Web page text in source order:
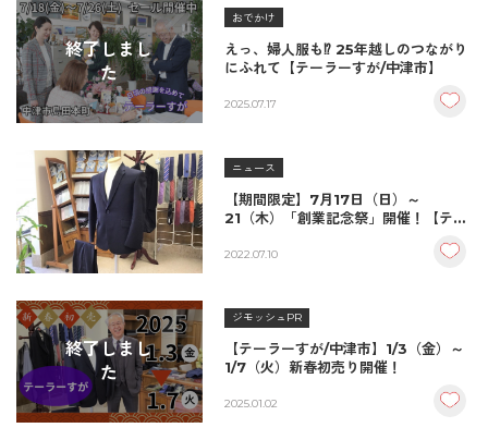
終了しまし
た
おでかけ
えっ、婦人服も⁉ 25年越しのつながり
にふれて【テーラーすが/中津市】
2025.07.17
ニュース
【期間限定】7月17日（日）～
21（木）「創業記念祭」開催！【テー
2022.07.10
終了しまし
た
ジモッシュPR
【テーラーすが/中津市】1/3（金）～
1/7（火）新春初売り開催！
2025.01.02